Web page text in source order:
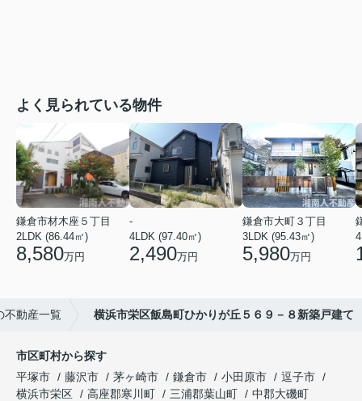
よく見られている物件
鎌倉市材木座５丁目
2LDK (86.44㎡)
8,580万円
-
4LDK (97.40㎡)
2,490万円
鎌倉市大町３丁目
3LDK (95.43㎡)
5,980万円
不動産一覧 横浜市栄区飯島町ひかりが丘５６９－８新築戸建て
市区町村から探す
平塚市
藤沢市 茅ヶ崎市 鎌倉市 小田原市
逗子市
横浜市栄区
高座郡寒川町 三浦郡葉山町
中郡大磯町